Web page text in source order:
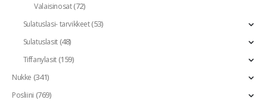
Valaisinosat(72)
Sulatuslasi- tarvikkeet(53)
Sulatuslasit(48)
Tiffanylasit(159)
Nukke (341)
Posliini (769)